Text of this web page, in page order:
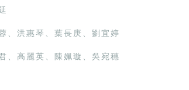
、洪惠琴、葉長庚、劉宜婷
、高麗英、陳姵璇、吳宛穗